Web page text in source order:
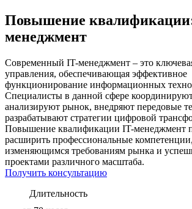
Повышение
менеджмент
Современный IT-менеджмент – это
управления, обеспечивающая эффективное
функционирование информационных
Специалисты в данной сфере
анализируют рынок, внедряют передовые
разрабатывают стратегии цифровой
Повышение квалификации IT-менеджмент
расширить профессиональные
изменяющимся требованиям рынка и
проектами различного масштаба.
Получить консультацию
Длительность